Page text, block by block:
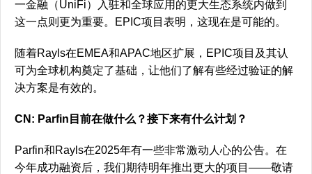
一金融（UniFi）入驻和全球应用的更大生态系统内做到
这一点则更为重要。EPIC项目表明，这现在是可能的。
随着Rayls在EMEA和APAC地区扩展，EPIC项目及其认
可为全球机构奠定了基础，让他们了解有些经过验证的解
决方案是有效的。
CN: Parfin目前在做什么？接下来有什么计划？
Parfin和Rayls在2025年有一些非常激动人心的公告。在
今年成功融资后，我们期待明年推出更大的项目——敬请